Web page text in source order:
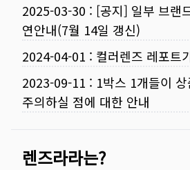
2025-03-30 : [공지] 일부 브랜
연안내(7월 14일 갱신)
2024-04-01 : 컬러렌즈 레포트
2023-09-11 : 1박스 1개들이
주의하실 점에 대한 안내
렌즈라라는?